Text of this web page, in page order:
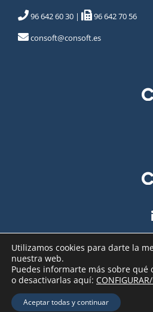
96 642 60 30 |
96 642 70 56
consoft@consoft.es
Copyright2026 - Consoft |Aviso Legal
Política de Cookies|Seguridad de sus
Utilizamos cookies para darte la
nuestra web.
Puedes informarte más sobre qué
o desactivarlas aquí:
Aceptar todas y continuar